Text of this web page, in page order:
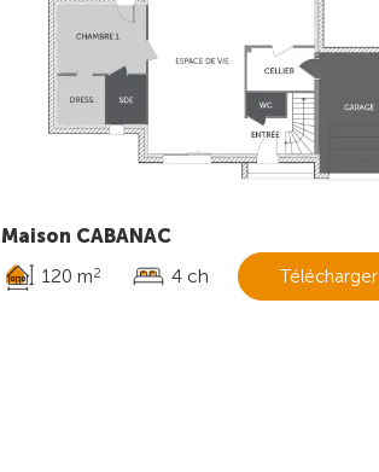
Maison CABANAC
120 m2 4 ch Télécharger